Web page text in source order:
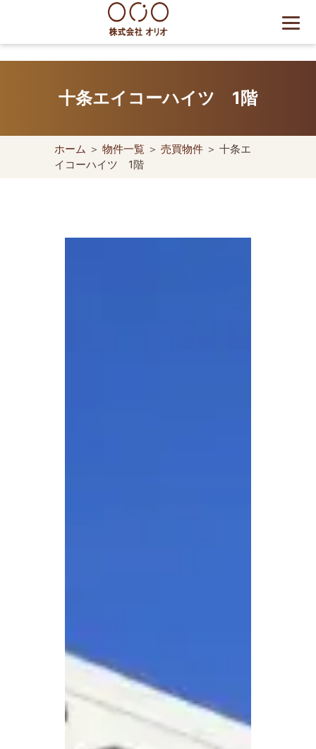
content
世田谷区の相続・空き家・借
却・買取は株式会社Orio
十条エイコーハイツ 1階
ホーム ＞ 物件一覧 ＞ 売買物件 ＞ 十条エ
イコーハイツ 1階